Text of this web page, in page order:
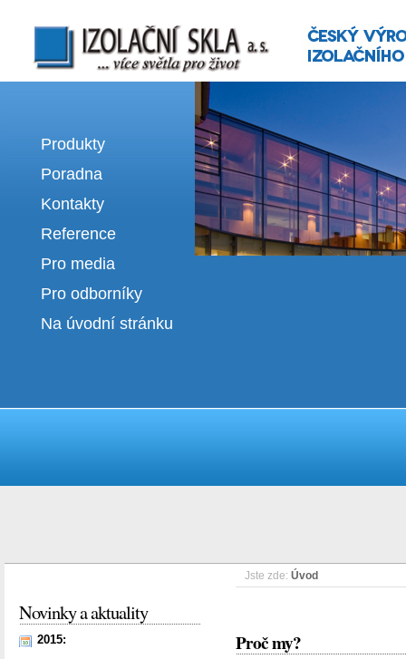
Izolační skla | výroba izolačních sklel
Produkty
Poradna
Kontakty
Reference
Pro media
Pro odborníky
Na úvodní stránku
Jste zde: Úvod
Proč my?
Novinky a aktuality
2015: